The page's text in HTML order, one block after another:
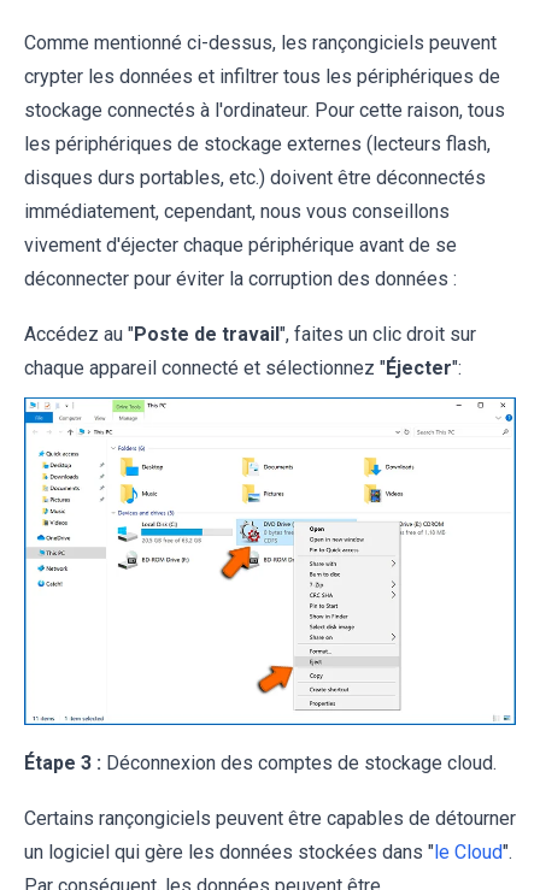
Comme mentionné ci-dessus, les rançongiciels peuvent
crypter les données et infiltrer tous les périphériques de
stockage connectés à l'ordinateur. Pour cette raison, tous
les périphériques de stockage externes (lecteurs flash,
disques durs portables, etc.) doivent être déconnectés
immédiatement, cependant, nous vous conseillons
vivement d'éjecter chaque périphérique avant de se
déconnecter pour éviter la corruption des données :
Accédez au "Poste de travail", faites un clic droit sur
chaque appareil connecté et sélectionnez "Éjecter":
Étape 3 : Déconnexion des comptes de stockage cloud.
Certains rançongiciels peuvent être capables de détourner
un logiciel qui gère les données stockées dans " le Cloud".